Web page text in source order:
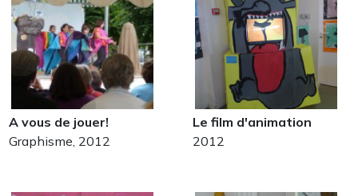
A vous de jouer!
Graphisme, 2012
Le film d'animation
2012